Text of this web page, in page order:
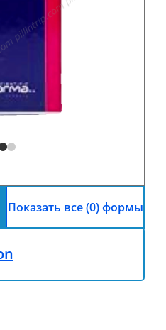
Показать все (0) формы